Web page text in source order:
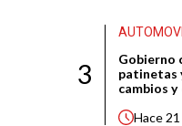
3
Gobierno
patinetas
cambios
Hace